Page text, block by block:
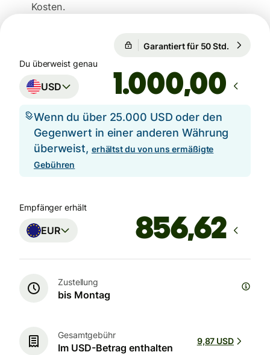
Kosten.
Garantiert für 50 Std.
Du überweist genau
USD ,00
Wenn du über 25.000 USD oder den
Gegenwert in einer anderen Währung
überweist, erhältst du von uns ermäßigte
Gebühren
Empfänger erhält
EUR
Zustellung
bis Montag
Gesamtgebühr
Im USD-Betrag enthalten
9,87 USD